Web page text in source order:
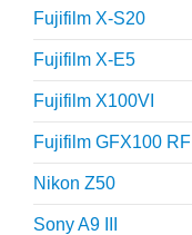
Fujifilm X-S20
Fujifilm X-E5
Fujifilm X100VI
Fujifilm GFX100 RF
Nikon Z50
Sony A9 III